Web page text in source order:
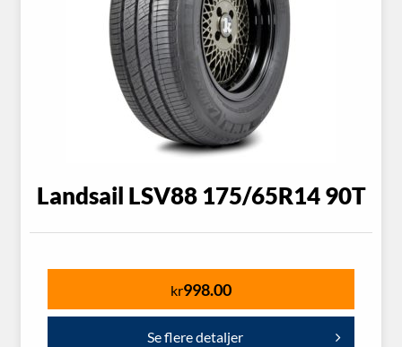
Landsail LSV88 175/65R14 90T
kr998.00
Se flere detaljer